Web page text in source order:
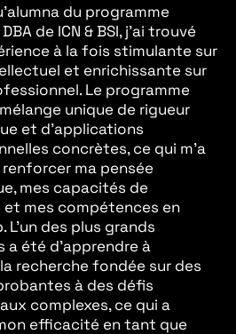
du programme
de ICN & BSI, j'ai trouvé
à la fois stimulante sur
et enrichissante sur
Le programme
unique de rigueur
et d'applications
concrètes, ce qui m'a
ma pensée
mes capacités de
et mes compétences en
L'un des plus grands
a été d'apprendre à
recherche fondée sur des
à des défis
complexes, ce qui a
efficacité en tant que